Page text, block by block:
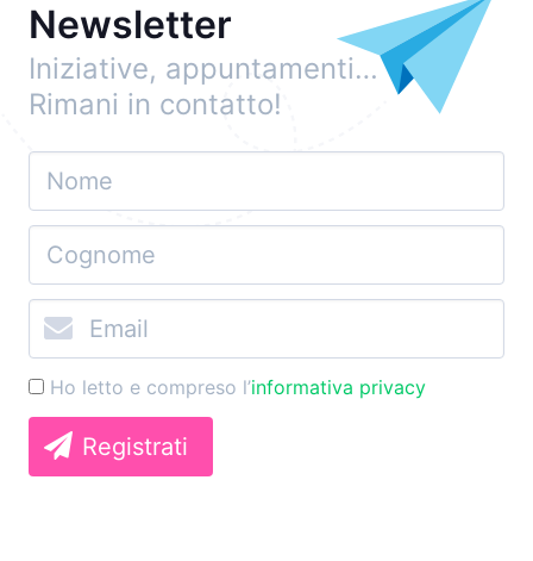
Newsletter
Iniziative, appuntamenti…
Rimani in contatto!
Ho letto e compreso l’informativa privacy
Registrati